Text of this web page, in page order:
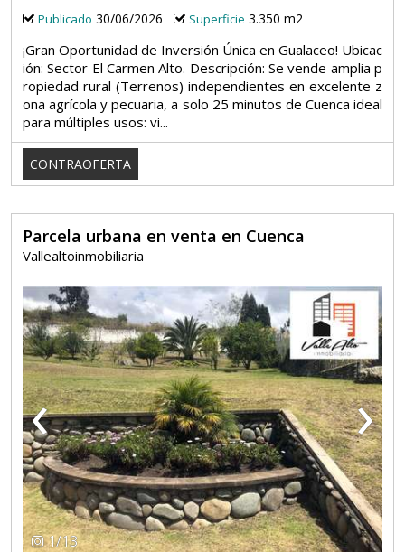
Publicado 30/06/2026 Superficie 3.350 m2
¡Gran Oportunidad de Inversión Única en Gualaceo! Ubicac
ión: Sector El Carmen Alto. Descripción: Se vende amplia p
ropiedad rural (Terrenos) independientes en excelente z
ona agrícola y pecuaria, a solo 25 minutos de Cuenca ideal
para múltiples usos: vi...
CONTRAOFERTA
Parcela urbana en venta en Cuenca
Vallealtoinmobiliaria
‹ ›
1/13